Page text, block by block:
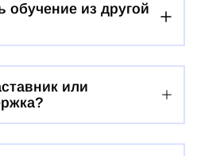
из другой
или